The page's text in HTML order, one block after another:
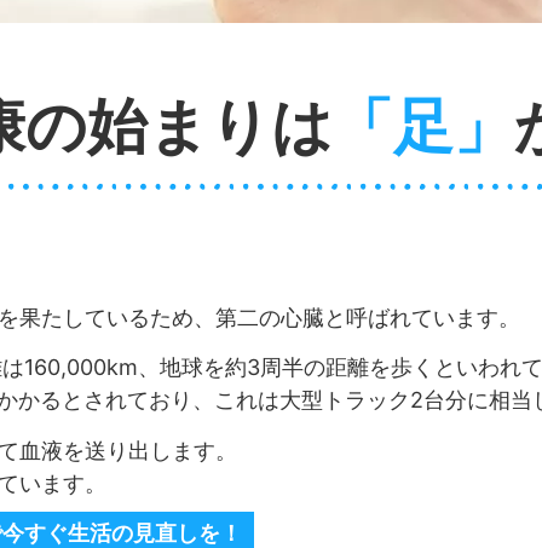
の始まりは 「足」
たしているため、第二の心臓と呼ばれています。
160,000km、地球を約3周半の距離を歩くといわれ
かるとされており、これは大型トラック2台分に相当
血液を送り出します。
います。
すぐ生活の見直しを！